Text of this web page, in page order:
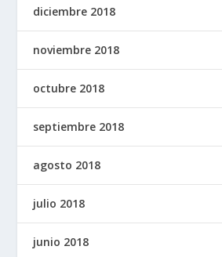
diciembre 2018
noviembre 2018
octubre 2018
septiembre 2018
agosto 2018
julio 2018
junio 2018